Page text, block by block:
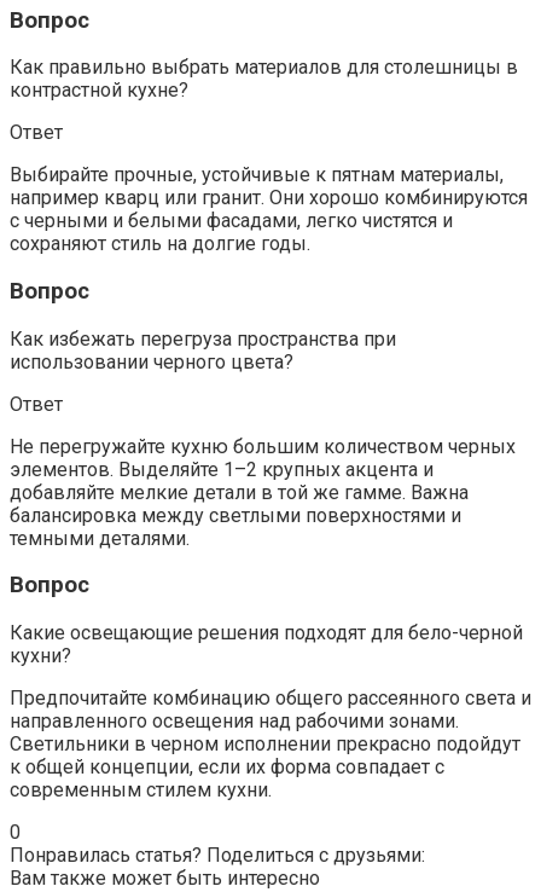
Вопрос
Как правильно выбрать материалов для столешницы в
контрастной кухне?
Ответ
Выбирайте прочные, устойчивые к пятнам материалы,
например кварц или гранит. Они хорошо комбинируются
с черными и белыми фасадами, легко чистятся и
сохраняют стиль на долгие годы.
Вопрос
Как избежать перегруза пространства при
использовании черного цвета?
Ответ
Не перегружайте кухню большим количеством черных
элементов. Выделяйте 1–2 крупных акцента и
добавляйте мелкие детали в той же гамме. Важна
балансировка между светлыми поверхностями и
темными деталями.
Вопрос
Какие освещающие решения подходят для бело-черной
кухни?
Предпочитайте комбинацию общего рассеянного света и
направленного освещения над рабочими зонами.
Светильники в черном исполнении прекрасно подойдут
к общей концепции, если их форма совпадает с
современным стилем кухни.
0
Понравилась статья? Поделиться с друзьями:
Вам также может быть интересно